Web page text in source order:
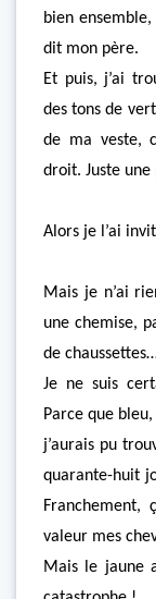
bien
dit mon père.
Et puis, j’ai
des tons de
de ma veste,
droit. Juste
Alors je l’ai
Mais je n’ai
une chemise,
de
Je ne suis
Parce que
j’aurais pu
quarante-huit
valeur mes
Mais le jaune